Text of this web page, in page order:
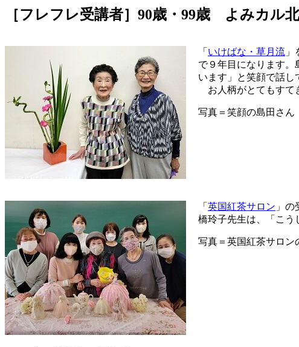
動
etc.
［フレフレ受講者］90歳・99歳 よみカル
「 いけばな・草月流
で９年目になります。
います」と笑顔で話し
お人柄がとてもすて
写真＝笑顔の島田さん
「 英国紅茶サロン 」
橋玲子先生は、「こう
写真＝英国紅茶サロン